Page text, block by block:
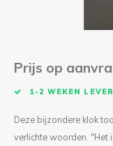
Prijs op
1-2 WEKEN
Deze bijzondere klok
verlichte woorden. "Het